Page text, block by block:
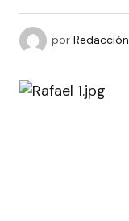
por Redacción